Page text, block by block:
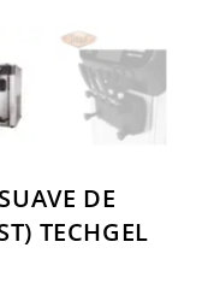
DE
TECHGEL